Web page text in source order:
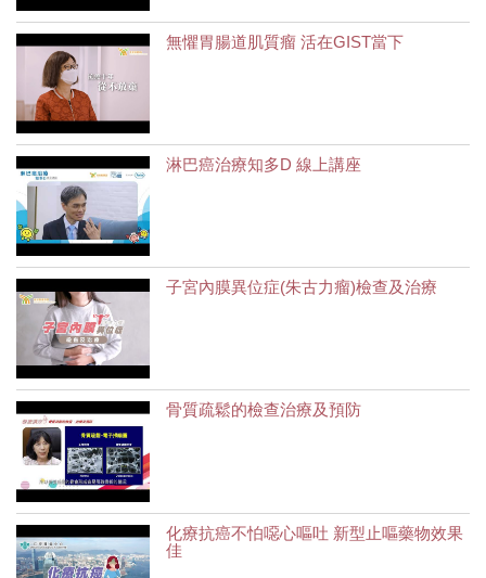
無懼胃腸道肌質瘤 活在GIST當下
淋巴癌治療知多D 線上講座
子宮內膜異位症(朱古力瘤)檢查及治療
骨質疏鬆的檢查治療及預防
化療抗癌不怕噁心嘔吐 新型止嘔藥物效果
佳